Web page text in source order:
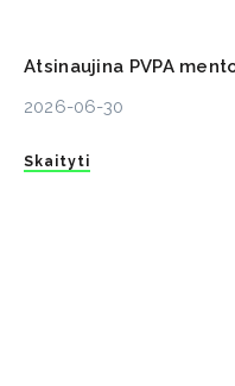
Atsinaujina PVPA
2026-06-30
Skaityti